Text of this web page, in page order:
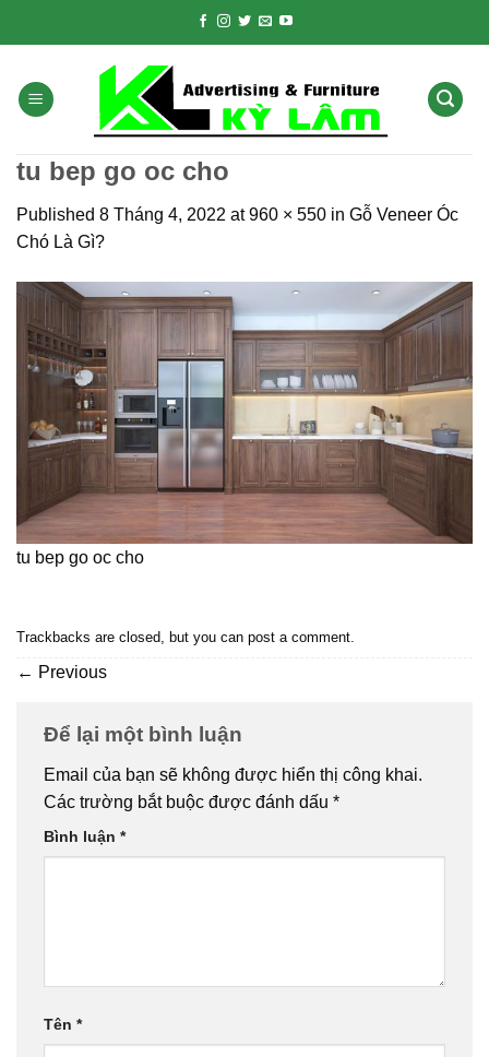
tu bep go oc cho
Published 8 Tháng 4, 2022 at960 × 550 in Gỗ Veneer Óc
Chó Là Gì?
tu bep go oc cho
Trackbacks are closed, but you can post a comment
← Previous
Để lại một bình luận
Email của bạn sẽ không được hiển thị công khai.
Các trường bắt buộc được đánh dấu *
Bình luận *
Tên *